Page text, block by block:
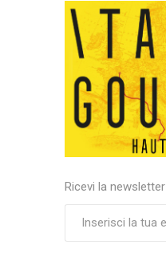
Ricevi la newsletter